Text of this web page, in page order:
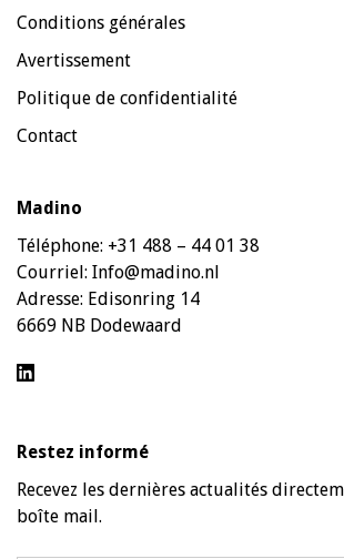
Conditions générales
Avertissement
Politique de confidentialité
Contact
Madino
Téléphone: +31 488 – 44 01 38
Courriel: Info@madino.nl
Adresse: Edisonring 14
6669 NB Dodewaard
Restez informé
Recevez les dernières actualités
boîte mail.